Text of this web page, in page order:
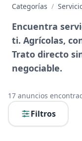
Categorías /
Encuentra
ti. Agrícolas,
Trato directo
negociable.
17 anuncios
Filtros